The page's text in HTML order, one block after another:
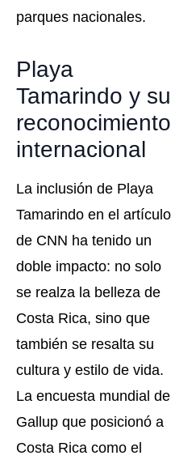
parques nacionales.
Playa
Tamarindo y su
reconocimiento
internacional
La inclusión de Playa
Tamarindo en el artículo
de CNN ha tenido un
doble impacto: no solo
se realza la belleza de
Costa Rica, sino que
también se resalta su
cultura y estilo de vida.
La encuesta mundial de
Gallup que posicionó a
Costa Rica como el